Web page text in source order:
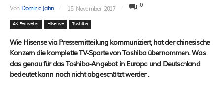
Von Dominic Jahn 15. November 2017 0
4K Fernseher Hisense Toshiba
Wie Hisense via Pressemitteilung kommuniziert, hat der chinesische
Konzern die komplette TV-Sparte von Toshiba übernommen. Was
das genau für das Toshiba-Angebot in Europa und Deutschland
bedeutet kann noch nicht abgeschätzt werden.